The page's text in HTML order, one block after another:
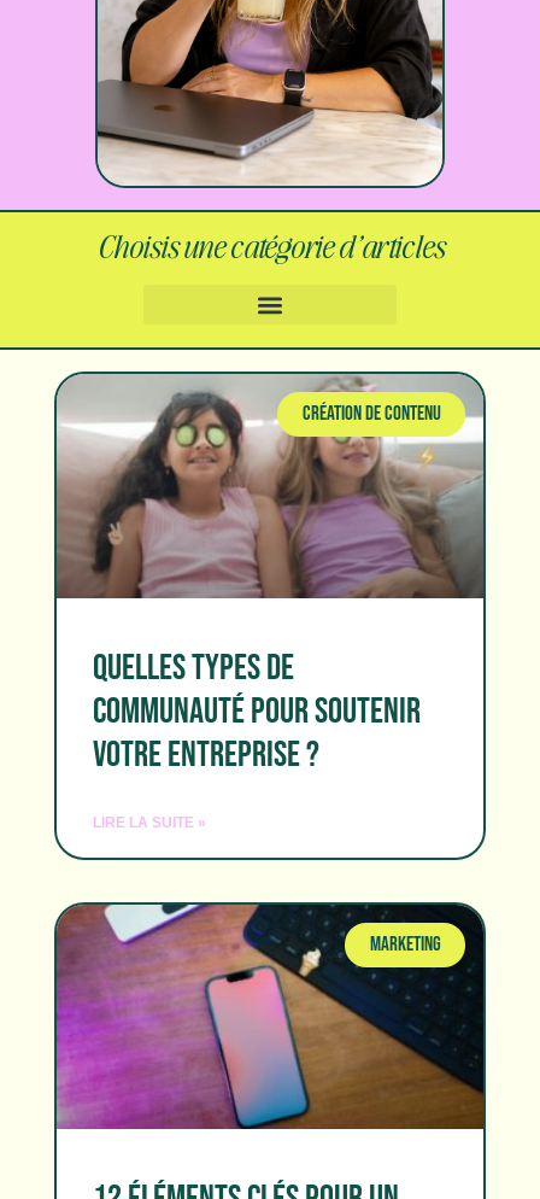
Choisis une catégorie d’articles
CRÉATION DE CONTENU
QUELLES TYPES DE
COMMUNAUTÉ POUR SOUTENIR
VOTRE ENTREPRISE ?
LIRE LA SUITE »
MARKETING